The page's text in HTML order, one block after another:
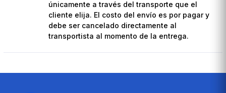
únicamente a través del transporte que el
cliente elija. El costo del envío es por pagar y
debe ser cancelado directamente al
transportista al momento de la entrega.